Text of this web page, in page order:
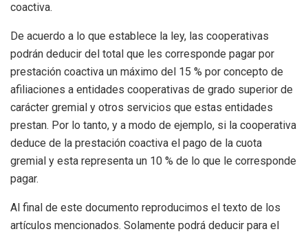
coactiva.
De acuerdo a lo que establece la ley, las cooperativas
podrán deducir del total que les corresponde pagar por
prestación coactiva un máximo del 15 % por concepto de
afiliaciones a entidades cooperativas de grado superior de
carácter gremial y otros servicios que estas entidades
prestan. Por lo tanto, y a modo de ejemplo, si la cooperativa
deduce de la prestación coactiva el pago de la cuota
gremial y esta representa un 10 % de lo que le corresponde
pagar.
Al final de este documento reproducimos el texto de los
artículos mencionados. Solamente podrá deducir para el